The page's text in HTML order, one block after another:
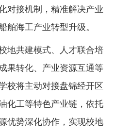
对接机制，精准解决产业
舶海工产业转型升级。
地共建模式、人才联合培
果转化、产业资源互通等
校将主动对接盘锦经开区
化工等特色产业链，依托
优势深化协作，实现校地